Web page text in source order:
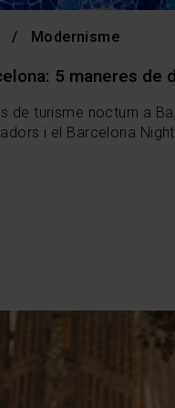
Modernisme
5 maneres de
de turisme nocturn a
i el Barcelona